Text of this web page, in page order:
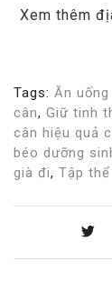
Xem thêm
Tags: Ăn
cân, Giữ tinh
cân hiệu quả
béo dưỡng
già đi, Tập